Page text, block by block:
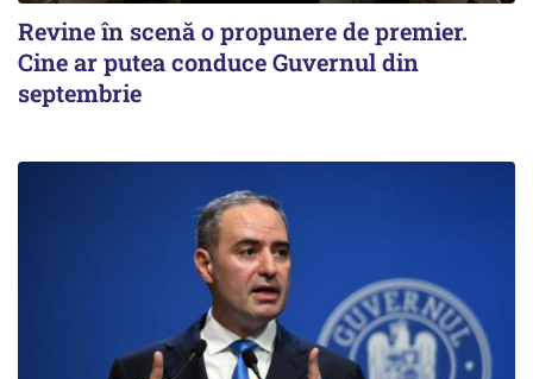
Revine în scenă o propunere de premier.
Cine ar putea conduce Guvernul din
septembrie